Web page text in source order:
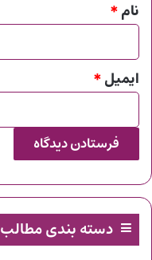
نام*
ایمیل*
دسته بندی مطالب